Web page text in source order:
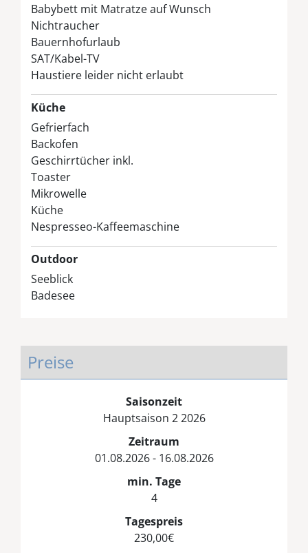
Babybett mit Matratze auf Wunsch
Nichtraucher
Bauernhofurlaub
SAT/Kabel-TV
Haustiere leider nicht erlaubt
Küche
Gefrierfach
Backofen
Geschirrtücher inkl.
Toaster
Mikrowelle
Küche
Nespresseo-Kaffeemaschine
Outdoor
Seeblick
Badesee
Preise
Saisonzeit
Hauptsaison 2 2026
Zeitraum
01.08.2026 - 16.08.2026
min. Tage
4
Tagespreis
230,00€